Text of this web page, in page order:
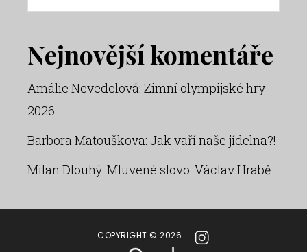
tuto
Nejnovější komentáře
Amálie Nevedelová: Zimní olympijské hry
2026
Barbora Matouškova: Jak vaří naše jídelna?!
Milan Dlouhý: Mluvené slovo: Václav Hrabě
COPYRIGHT © 2026